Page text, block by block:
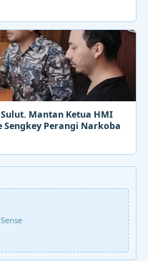
Mantan Ketua HMI
Perangi Narkoba